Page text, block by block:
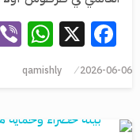
X
2026-06-06
qamishly